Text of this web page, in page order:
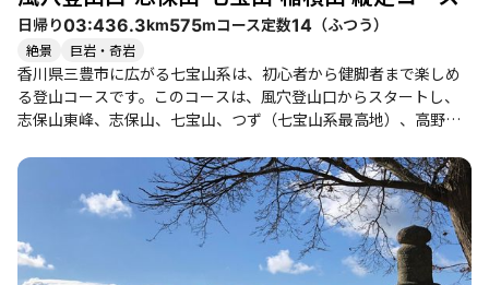
スポットを楽しむこともできます。温泉も近くにあり、登山の疲
れを癒すのに最適です。 このコースは、アクセスも良好で、駐車
場も整備されていますが、人気のため早めの到着が推奨されま
す。全体として、達成感や開放感を味わえる素晴らしい登山体験
が待っています。
日帰り03:436.3km575mコース定数14 （ふつう）
絶景 巨岩・奇岩
香川県三豊市に広がる七宝山系は、初心者から健脚者まで楽しめ
る登山コースです。このコースは、風穴登山口からスタートし、
志保山東峰、志保山、七宝山、つず（七宝山系最高地）、高野
尾根づたいの道はお膝にも優しく、快適な登山体験を提供しま
気が伝わってきます。特に、志保山東峰からの眺めは素晴らし
く、瀬戸内海や三豊平野を一望できる展望所も多く、休憩しなが
ら景色を楽しむことができます。春には桜が満開になり、秋には
紅葉が美しいことでしょう。 また、コースの途中には「天空の鳥